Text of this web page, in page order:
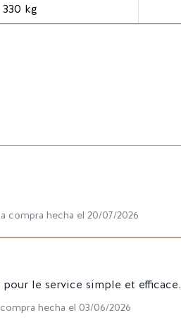
330 kg
compra hecha el 20/07/2026
le service simple et efficace.
hecha el 03/06/2026